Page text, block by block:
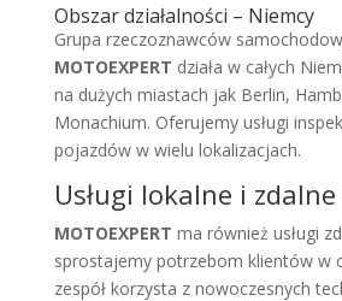
Obszar działalności – Niemcy
Grupa rzeczoznawców
MOTOEXPERT działa w całych
na dużych miastach jak Berlin,
Monachium. Oferujemy usługi
pojazdów w wielu lokalizacjach.
Usługi lokalne i zdalne
MOTOEXPERT ma również usługi
sprostajemy potrzebom klientów w
zespół korzysta z nowoczesnych